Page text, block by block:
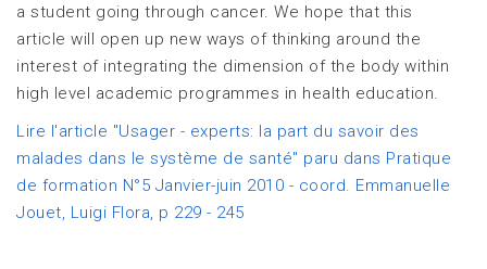
a student going through cancer. We hope that this
article will open up new ways of thinking around the
interest of integrating the dimension of the body within
high level academic programmes in health education.
Lire l'article "Usager - experts: la part du savoir des
malades dans le système de santé" paru dans Pratique
de formation N°5 Janvier-juin 2010 - coord. Emmanuelle
Jouet, Luigi Flora, p 229 - 245